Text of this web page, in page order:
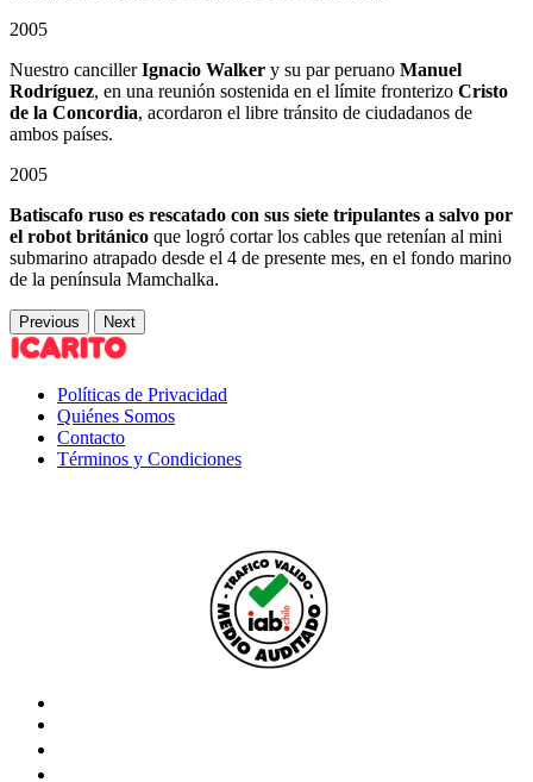
2005
Nuestro cancillerIgnacio Walker y su par peruano Manuel
Rodríguez, en una reunión sostenida en el límite fronterizo Cristo
de la Concordia, acordaron el libre tránsito de ciudadanos de
ambos países.
2005
Batiscafo ruso es rescatado con sus siete tripulantes a salvo por
el robot británico que logró cortar los cables que retenían al mini
submarino atrapado desde el 4 de presente mes, en el fondo marino
de la península Mamchalka.
Previous Next
Políticas de Privacidad
Quiénes Somos
Contacto
Términos y Condiciones